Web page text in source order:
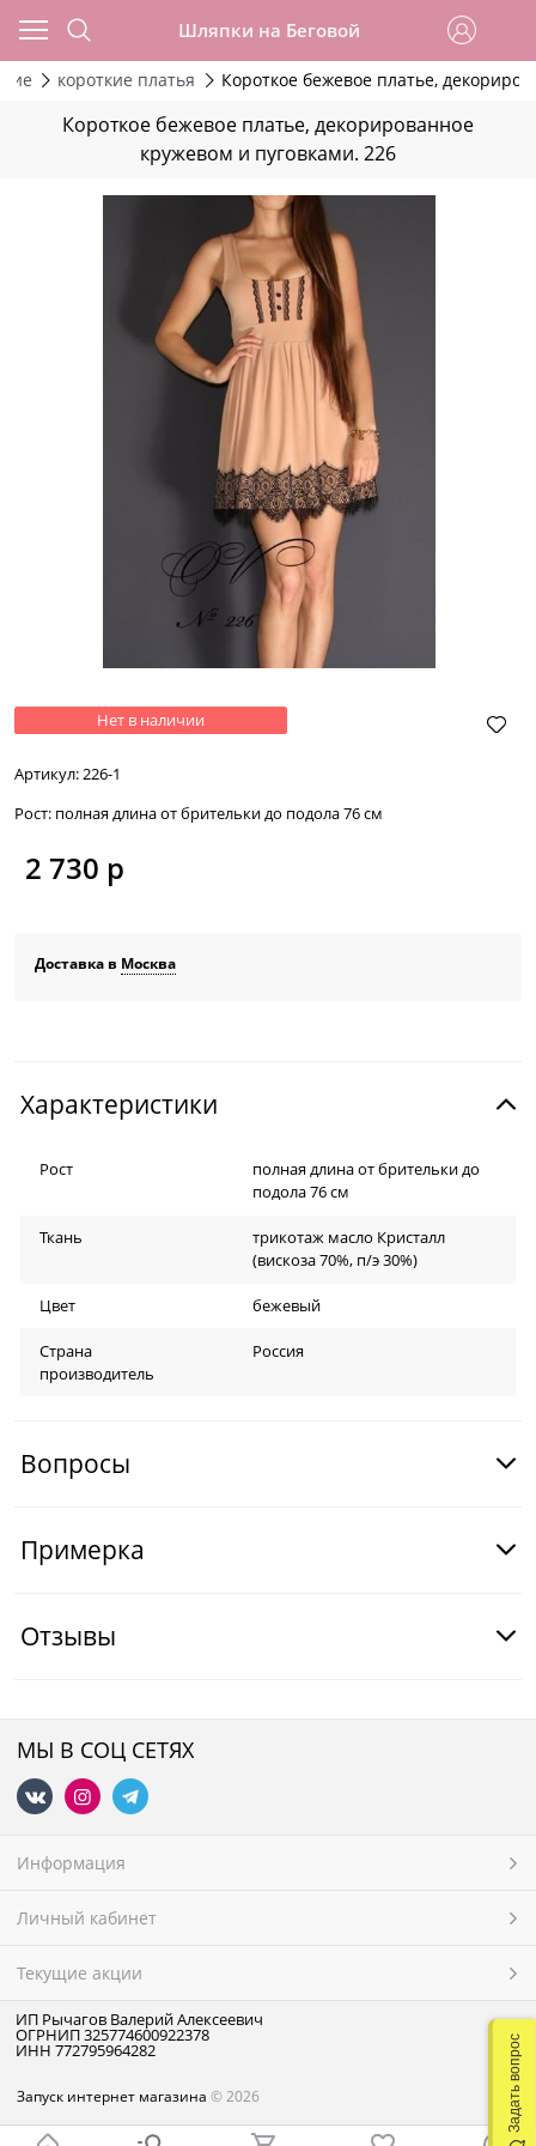
Шляпки на Беговой
короткие платья Короткое бежевое платье,
Короткое бежевое платье, декорированное
кружевом и пуговками. 226
Нет в наличии
Артикул:226-1
Рост: полная длина от брительки до подола 76 см
2 730 р
Доставка в Москва
Характеристики
Рост
полная длина от брительки до
подола 76 см
Ткань
трикотаж масло Кристалл
(вискоза 70%, п/э 30%)
Цвет бежевый
Страна
производитель
Россия
Вопросы
Примерка
Отзывы
МЫ В СОЦ СЕТЯХ
Информация
Личный кабинет
Текущие акции
ИП Рычагов Валерий Алексеевич
ОГРНИП 325774600922378
ИНН 772795964282
Запуск интернет магазина © 2026 Задать вопрос